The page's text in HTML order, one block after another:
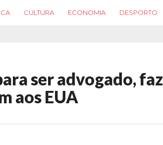
CULTURA ECONOMIA DESPORTO
ser advogado, faz
aos EUA